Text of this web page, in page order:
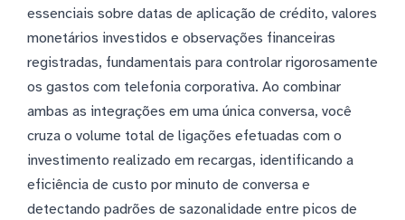
essenciais sobre datas de aplicação de crédito, valores
monetários investidos e observações financeiras
registradas, fundamentais para controlar rigorosamente
os gastos com telefonia corporativa. Ao combinar
ambas as integrações em uma única conversa, você
cruza o volume total de ligações efetuadas com o
investimento realizado em recargas, identificando a
eficiência de custo por minuto de conversa e
detectando padrões de sazonalidade entre picos de